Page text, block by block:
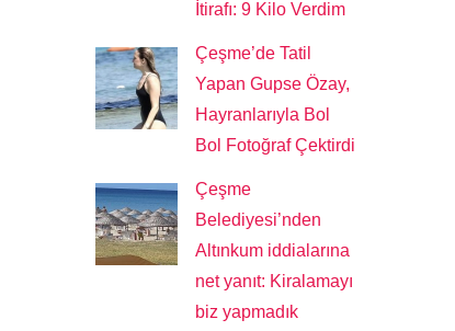
İtirafı: 9 Kilo Verdim
Çeşme’de Tatil
Yapan Gupse Özay,
Hayranlarıyla Bol
Bol Fotoğraf Çektirdi
Çeşme
Belediyesi’nden
Altınkum iddialarına
net yanıt: Kiralamayı
biz yapmadık